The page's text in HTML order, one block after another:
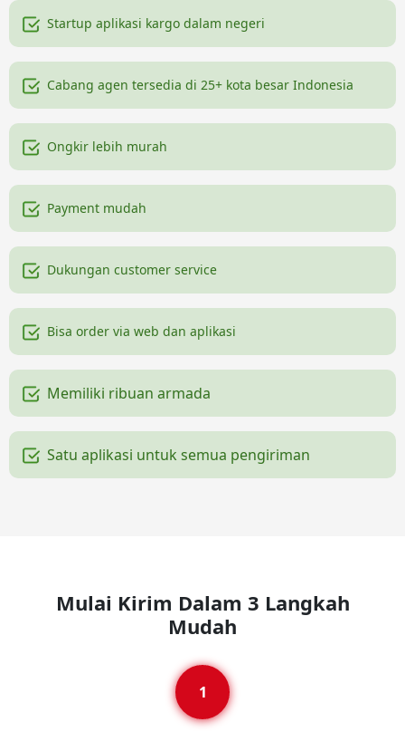
Startup aplikasi kargo dalam negeri
Cabang agen tersedia di 25+ kota besar Indonesia
Ongkir lebih murah
Payment mudah
Dukungan customer service
Bisa order via web dan aplikasi
Memiliki ribuan armada
Satu aplikasi untuk semua pengiriman
Mulai Kirim Dalam 3 Langkah
Mudah